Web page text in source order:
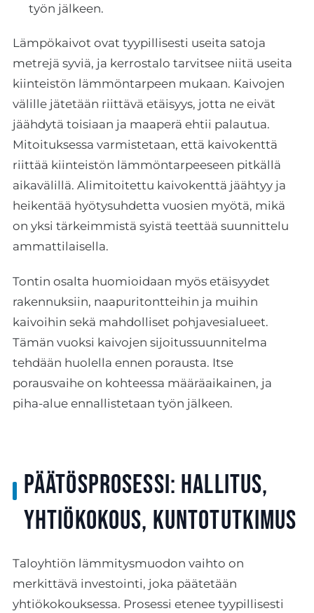
työn jälkeen.
Lämpökaivot ovat tyypillisesti useita satoja
metrejä syviä, ja kerrostalo tarvitsee niitä useita
kiinteistön lämmöntarpeen mukaan. Kaivojen
välille jätetään riittävä etäisyys, jotta ne eivät
jäähdytä toisiaan ja maaperä ehtii palautua.
Mitoituksessa varmistetaan, että kaivokenttä
riittää kiinteistön lämmöntarpeeseen pitkällä
aikavälillä. Alimitoitettu kaivokenttä jäähtyy ja
heikentää hyötysuhdetta vuosien myötä, mikä
on yksi tärkeimmistä syistä teettää suunnittelu
ammattilaisella.
Tontin osalta huomioidaan myös etäisyydet
rakennuksiin, naapuritontteihin ja muihin
kaivoihin sekä mahdolliset pohjavesialueet.
Tämän vuoksi kaivojen sijoitussuunnitelma
tehdään huolella ennen porausta. Itse
porausvaihe on kohteessa määräaikainen, ja
piha-alue ennallistetaan työn jälkeen.
Päätösprosessi: hallitus,
yhtiökokous, kuntotutkimus
Taloyhtiön lämmitysmuodon vaihto on
merkittävä investointi, joka päätetään
yhtiökokouksessa. Prosessi etenee tyypillisesti